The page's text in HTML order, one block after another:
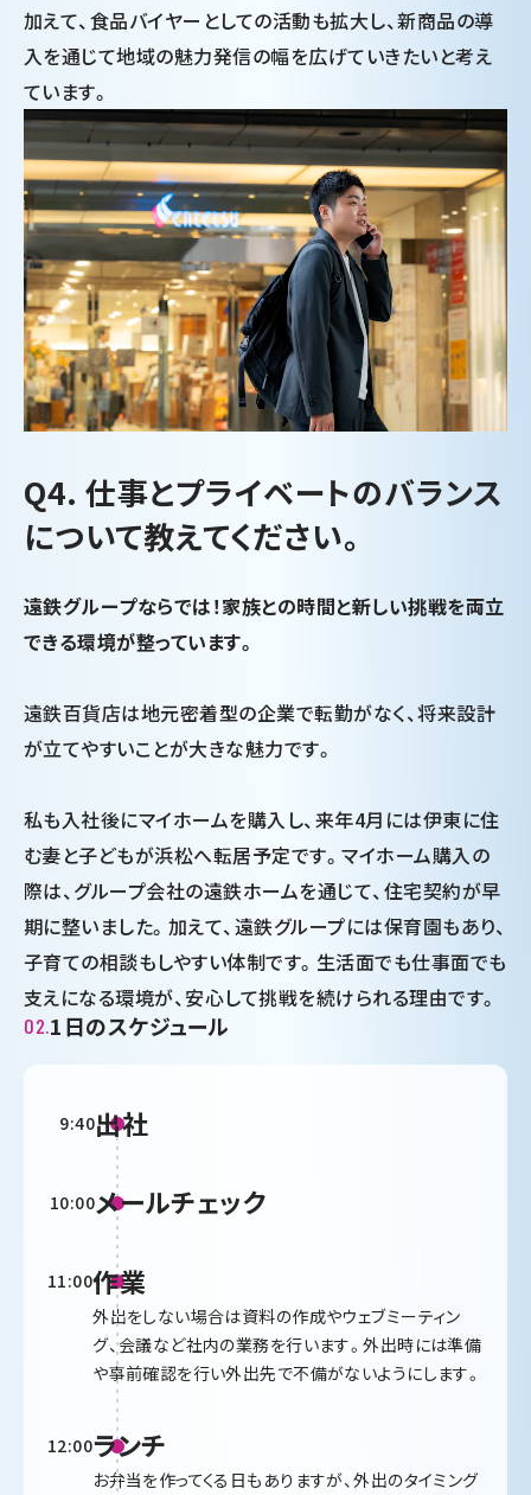
加えて、食品バイヤーとしての活動も拡大し、新商品の導
入を通じて地域の魅力発信の幅を広げていきたいと考え
ています。
Q4. 仕事とプライベートのバランス
について教えてください。
遠鉄グループならでは！家族との時間と新しい挑戦を両立
できる環境が整っています。
遠鉄百貨店は地元密着型の企業で転勤がなく、将来設計
が立てやすいことが大きな魅力です。
私も入社後にマイホームを購入し、来年4月には伊東に住
む妻と子どもが浜松へ転居予定です。マイホーム購入の
際は、グループ会社の遠鉄ホームを通じて、住宅契約が早
期に整いました。加えて、遠鉄グループには保育園もあり、
子育ての相談もしやすい体制です。生活面でも仕事面でも
支えになる環境が、安心して挑戦を続けられる理由です。
02.1日のスケジュール
9:40出社
10:00メールチェック
11:00作業
外出をしない場合は資料の作成やウェブミーティン
グ、会議など社内の業務を行います。外出時には準備
や事前確認を行い外出先で不備がないようにします。
12:00ランチ
お弁当を作ってくる日もありますが、外出のタイミング